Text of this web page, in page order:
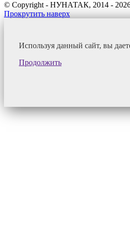
© Copyright - НУНАТАК, 2014 -
Прокрутить наверх
Используя данный сайт, вы
Продолжить